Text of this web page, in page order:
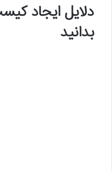
دلایل ایجاد
بدانید